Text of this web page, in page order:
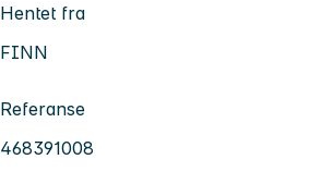
Hentet fra
FINN
Referanse
468391008